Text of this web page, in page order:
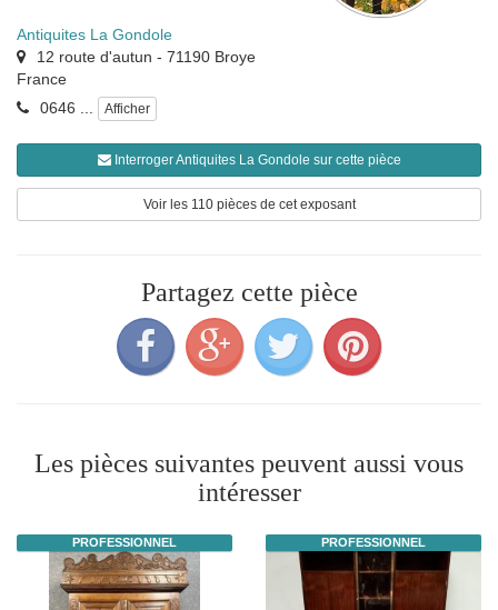
Antiquites La Gondole
12 route d'autun - 71190 Broye
France
0646 ...
Afficher
Interroger Antiquites La Gondole sur cette pièce
Voir les 110 pièces de cet exposant
Partagez cette pièce
Les pièces suivantes peuvent aussi vous
intéresser
PROFESSIONNEL PROFESSIONNEL